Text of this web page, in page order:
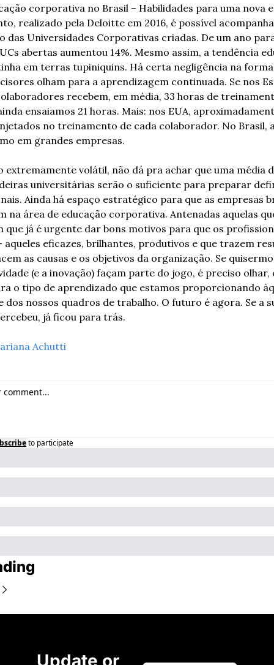
corporativa no Brasil – Habilidades para uma nova
realizado pela Deloitte em 2016, é possível
das Universidades Corporativas criadas. De um ano
abertas aumentou 14%. Mesmo assim, a tendência
em terras tupiniquins. Há certa negligência na
olham para a aprendizagem continuada. Se nos
recebem, em média, 33 horas de
ensaiamos 21 horas. Mais: nos EUA,
no treinamento de cada colaborador. No Brasil,
em grandes empresas.
extremamente volátil, não dá pra achar que uma média
universitárias serão o suficiente para preparar
Ainda há espaço estratégico para que as empresas
na área de educação corporativa. Antenadas aquelas
que já é urgente dar bons motivos para que os
aqueles eficazes, brilhantes, produtivos e que trazem
as causas e os objetivos da organização. Se
(e a inovação) façam parte do jogo, é preciso olhar,
o tipo de aprendizado que estamos proporcionando
dos nossos quadros de trabalho. O futuro é agora. Se a
já ficou para trás.
Achutti
to participate
Update or